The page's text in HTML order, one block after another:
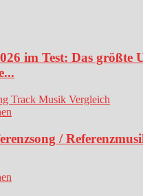
im Test: Das größte
/